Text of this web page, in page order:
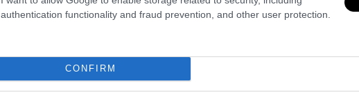
authentication functionality and fraud prevention, and other user protection.
CONFIRM